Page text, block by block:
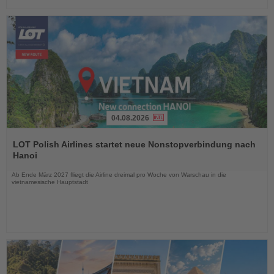
Sie
die
04.08.2026
LOT Polish Airlines startet neue Nonstopverbindung nach
Hanoi
Ab Ende März 2027 fliegt die Airline dreimal pro Woche von Warschau in die
vietnamesische Hauptstadt